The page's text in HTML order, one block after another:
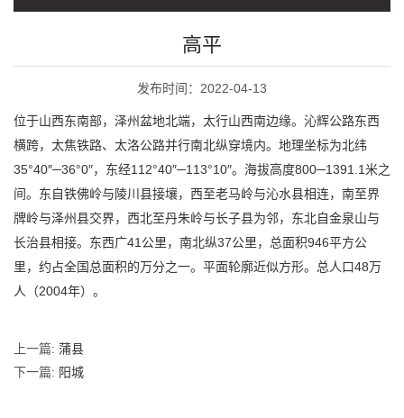
高平
发布时间：2022-04-13
位于山西东南部，泽州盆地北端，太行山西南边缘。沁辉公路东西
横跨，太焦铁路、太洛公路并行南北纵穿境内。地理坐标为北纬
35°40″─36°0″，东经112°40″─113°10″。海拔高度800─1391.1米之
间。东自铁佛岭与陵川县接壤，西至老马岭与沁水县相连，南至界
牌岭与泽州县交界，西北至丹朱岭与长子县为邻，东北自金泉山与
长治县相接。东西广41公里，南北纵37公里，总面积946平方公
里，约占全国总面积的万分之一。平面轮廓近似方形。总人口48万
人（2004年）。
上一篇: 蒲县
下一篇: 阳城